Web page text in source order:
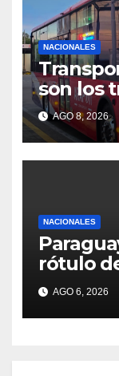
NACIONALES
son los
ahorrar?
AGO 8, 2026
NACIONALES
rótulo
AGO 6, 2026